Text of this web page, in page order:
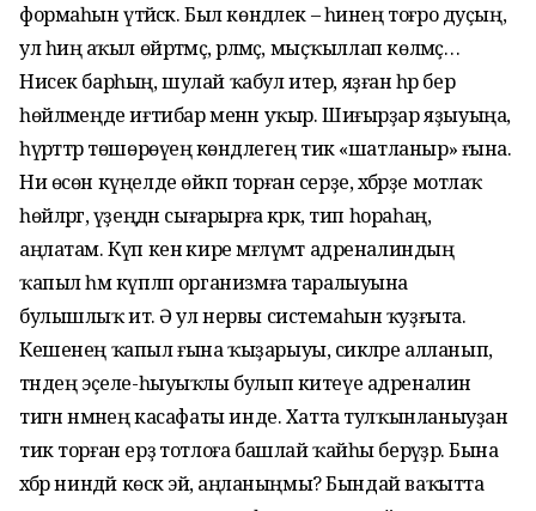
формаһын үтәйәсәк. Был көндәлек – һинең тоғро дуҫың,
ул һиңә аҡыл өйрәтмәҫ, әрләмәҫ, мыҫҡыллап көл­мәҫ…
Нисек барһың, шулай ҡабул итер, яҙған һәр бер
һөйләмеңде иғтибар менән уҡыр. Шиғырҙар яҙыуыңа,
һүрәттәр төшөрөүеңә көндәлегең тик «шатланыр» ғына.
Ни өсөн күңелде өйкәп тор­ған серҙе, хәбәрҙе мотлаҡ
һөйләргә, үҙеңдән сығарырға кәрәк, тип һораһаң,
аңлатам. Күп кенә кире мәғлүмәт адреналиндың
ҡапыл һәм күпләп организмға таралыуына
булышлыҡ итә. Ә ул нервы сис­темаһын ҡуҙғыта.
Кешенең ҡапыл ғына ҡыҙарыуы, сикәләре алланып,
тәндең эҫеле-һыуыҡлы булып китеүе адреналин
тигән нәмәнең касафаты инде. Хатта тулҡынланыуҙан
тик тор­ған ерҙә тотлоға башлай ҡайһы берәүҙәр. Бына
хәбәр ниндәй көскә эйә, аңланыңмы? Бындай ваҡытта